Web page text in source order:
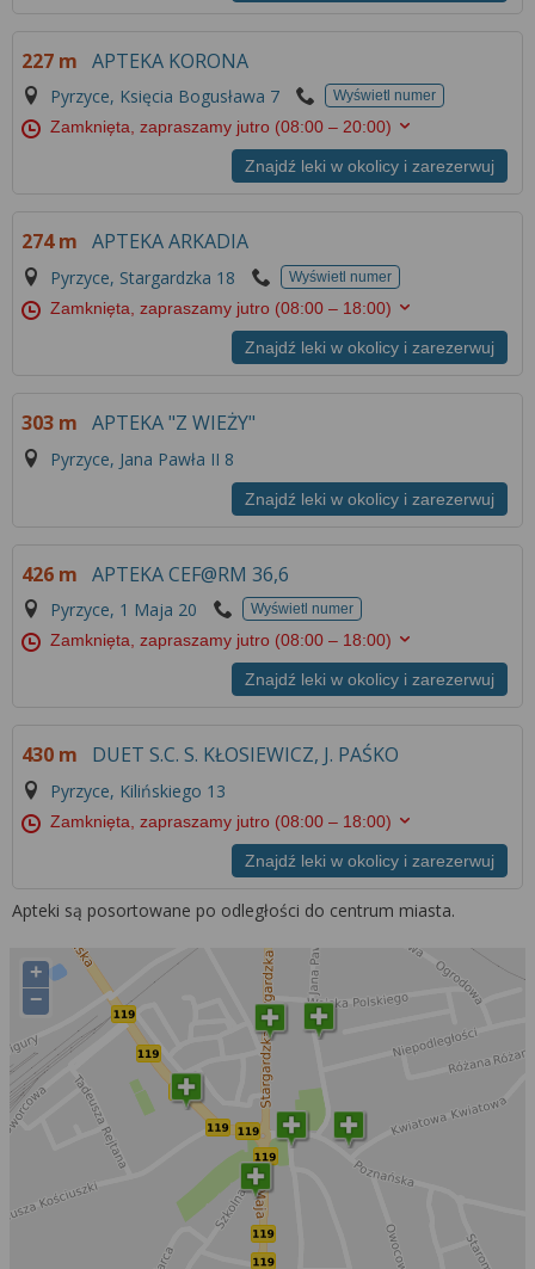
227 m APTEKA KORONA
Pyrzyce, Księcia Bogusława 7 Wyświetl numer
Zamknięta, zapraszamy jutro (08:00 – 20:00)
Znajdź leki w okolicy i zarezerwuj
274 m APTEKA ARKADIA
Pyrzyce, Stargardzka 18 Wyświetl numer
Zamknięta, zapraszamy jutro (08:00 – 18:00)
Znajdź leki w okolicy i zarezerwuj
303 m APTEKA "Z WIEŻY"
Pyrzyce, Jana Pawła II 8
Znajdź leki w okolicy i zarezerwuj
426 m APTEKA CEF@RM 36,6
Pyrzyce, 1 Maja 20 Wyświetl numer
Zamknięta, zapraszamy jutro (08:00 – 18:00)
Znajdź leki w okolicy i zarezerwuj
430 m DUET S.C. S. KŁOSIEWICZ, J. PAŚKO
Pyrzyce, Kilińskiego 13
Zamknięta, zapraszamy jutro (08:00 – 18:00)
Znajdź leki w okolicy i zarezerwuj
Apteki są posortowane po odległości do centrum miasta.
+
−
Więcej informacji na temat wykorzystywania
znajdziesz wRegulaminie Serwisu